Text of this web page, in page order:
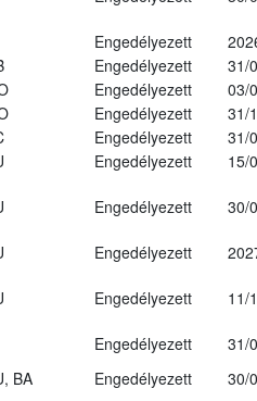
Engedélyezett
Engedélyezett
31/
Engedélyezett
03/
Engedélyezett
31/
Engedélyezett
31/
Engedélyezett
15/
Engedélyezett 30/
Engedélyezett
Engedélyezett 11/
Engedélyezett
31/
BA Engedélyezett
30/